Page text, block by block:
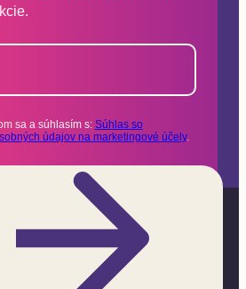
sa a súhlasím s: Súhlas so
údajov na marketingové účely.